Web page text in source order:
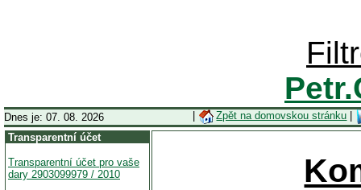
Dnes je: 07. 08. 2026 Zpět na domovskou stránku
Transparentní účet
Transparentní účet pro vaše
dary 2903099979 / 2010